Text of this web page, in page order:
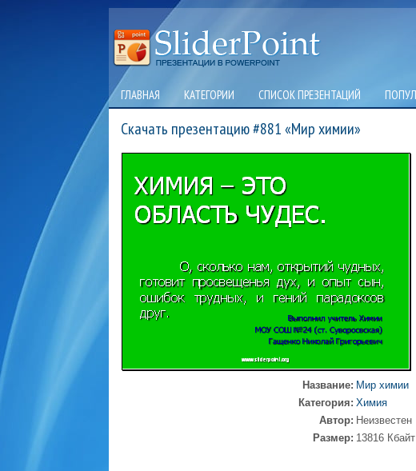
ГЛАВНАЯ КАТЕГОРИИ СПИСОК ПРЕЗЕНТАЦИЙ
Скачать презентацию #881 «Мир химии»
Название: Мир химии
Категория: Химия
Автор: Неизвестен
Размер: 13816 Кбайт